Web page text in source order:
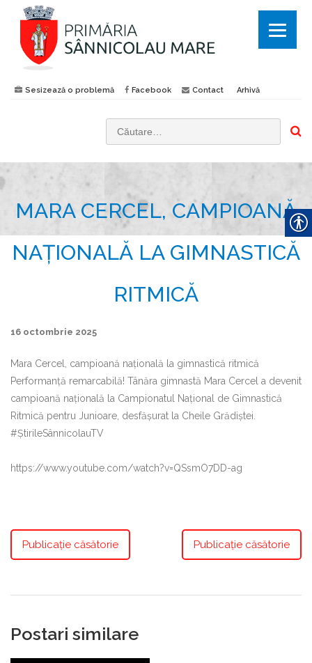
Sesizează o problemă Facebook Contact Arhivă
u
p
MARA CERCEL, CAMPIOANĂ
NAȚIONALĂ LA GIMNASTICĂ
RITMICĂ
16 octombrie 2025
Mara Cercel, campioană națională la gimnastică ritmică
Performanță remarcabilă! Tânăra gimnastă Mara Cercel a devenit
campioană națională la Campionatul Național de Gimnastică
Ritmică pentru Junioare, desfășurat la Cheile Grădiștei.
#ȘtirileSânnicolauTV
https://www.youtube.com/watch?v=QSsmO7DD-ag
Publicație căsătorie Publicație căsătorie
Postari similare